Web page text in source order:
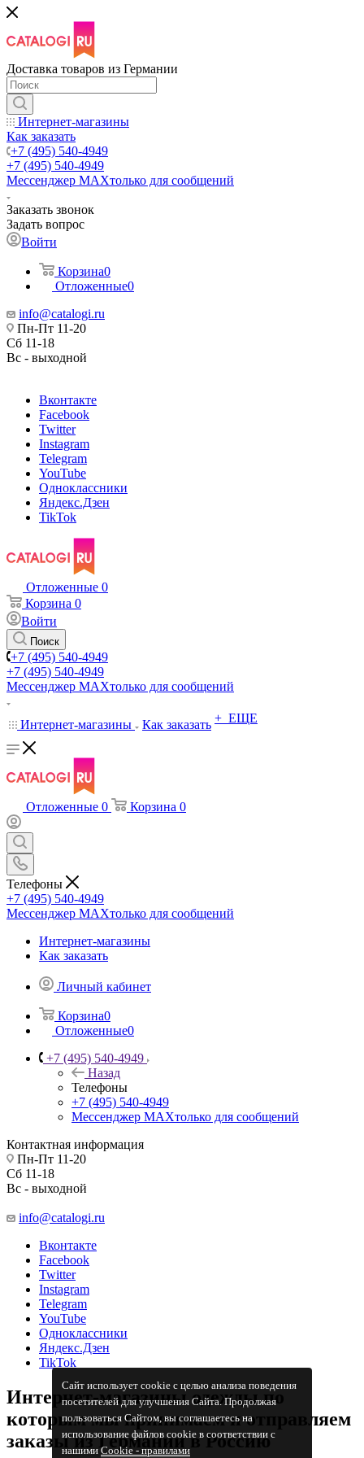
Сайт использует cookie с целью анализа поведения
посетителей для улучшения Сайта. Продолжая
пользоваться Сайтом, вы соглашаетесь на
использование файлов cookie в соответствии с
нашимиCookiе - правилами
Доставка товаров из Германии
Интернет-магазины
Как заказать
+7 (495) 540-4949
+7 (495) 540-4949
Мессенджер МАХтолько для сообщений
Заказать звонок
Задать вопрос
Войти
Корзина0
Отложенные0
info@catalogi.ru
Пн-Пт 11-20
Сб 11-18
Вс - выходной
Вконтакте
Facebook
Twitter
Instagram
Telegram
YouTube
Одноклассники
Яндекс.Дзен
TikTok
Отложенные 0
Корзина 0
Войти
Поиск
+7 (495) 540-4949
+7 (495) 540-4949
Мессенджер МАХтолько для сообщений
Интернет-магазины Как заказать + ЕЩЕ
Отложенные 0 Корзина 0
Телефоны
+7 (495) 540-4949
Мессенджер МАХтолько для сообщений
Интернет-магазины
Как заказать
Личный кабинет
Корзина0
Отложенные0
+7 (495) 540-4949
Назад
Телефоны
+7 (495) 540-4949
Мессенджер МАХтолько для сообщений
Контактная информация
Пн-Пт 11-20
Сб 11-18
Вс - выходной
info@catalogi.ru
Вконтакте
Facebook
Twitter
Instagram
Telegram
YouTube
Одноклассники
Яндекс.Дзен
TikTok
Интернет-магазины одежды по
которым мы принимаем и отправляем
заказы из Германии в Россию